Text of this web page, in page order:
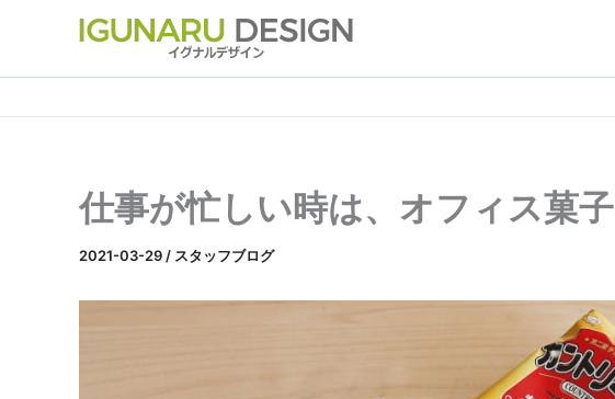
仕事が忙しい時は、オフィス菓子
2021-03-29 / スタッフブログ